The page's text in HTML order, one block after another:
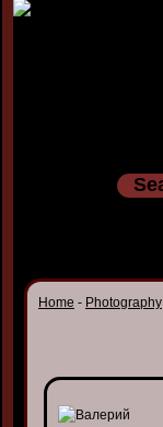
Home - Photography